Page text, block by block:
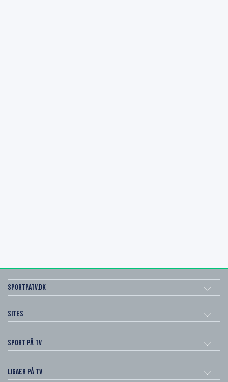
SportPaTV.dk
Sites
Sport på TV
Ligaer på TV